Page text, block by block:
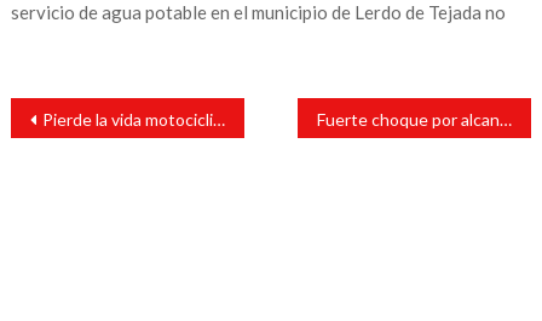
servicio de agua potable en el municipio de Lerdo de Tejada no
Navegación
entradas
Pierde la vida motociclista tras derrapar Fuerte choque por alcance entre un coche y una camioneta en Santa Teresa